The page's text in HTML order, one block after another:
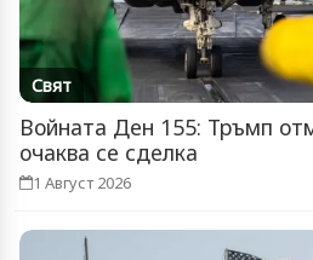
Свят
Войната Ден 155: Тръмп
очаква се сделка
1 Август 2026